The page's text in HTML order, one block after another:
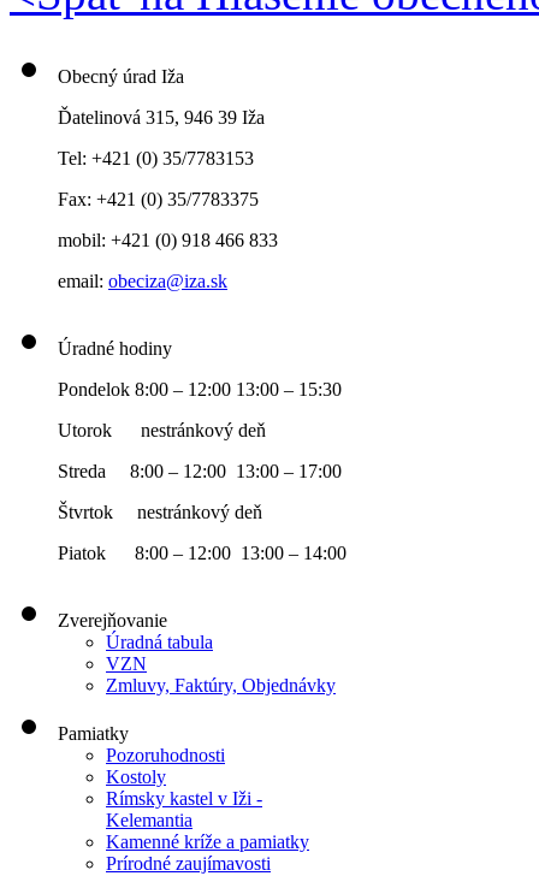
Obecný úrad Iža
Ďatelinová 315, 946 39 Iža
Tel: +421 (0) 35/7783153
Fax: +421 (0) 35/7783375
mobil: +421 (0) 918 466 833
email: obeciza@iza.sk
Úradné hodiny
Pondelok 8:00 – 12:00 13:00 – 15:30
Utorok nestránkový deň
Streda 8:00 – 12:00 13:00 – 17:00
Štvrtok nestránkový deň
Piatok 8:00 – 12:00 13:00 – 14:00
Zverejňovanie
Úradná tabula
VZN
Zmluvy, Faktúry, Objednávky
Pamiatky
Pozoruhodnosti
Kostoly
Rímsky kastel v Iži -
Kelemantia
Kamenné kríže a pamiatky
Prírodné zaujímavosti